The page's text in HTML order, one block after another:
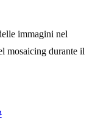
immagini nel
mosaicing durante il